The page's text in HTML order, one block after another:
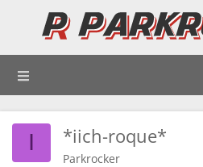
I *iich-roque*
Parkrocker